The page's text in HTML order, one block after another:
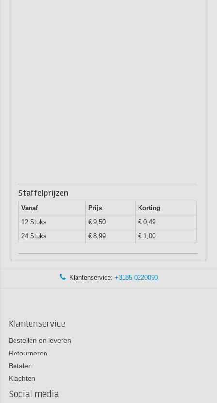
Staffelprijzen
Vanaf Prijs
Korting
12 Stuks
€ 9,50
€ 0,49
24 Stuks
€ 8,99 € 1,00
Klantenservice: +3185 0220090
Klantenservice
Bestellen en leveren
Retourneren
Betalen
Klachten
Social media